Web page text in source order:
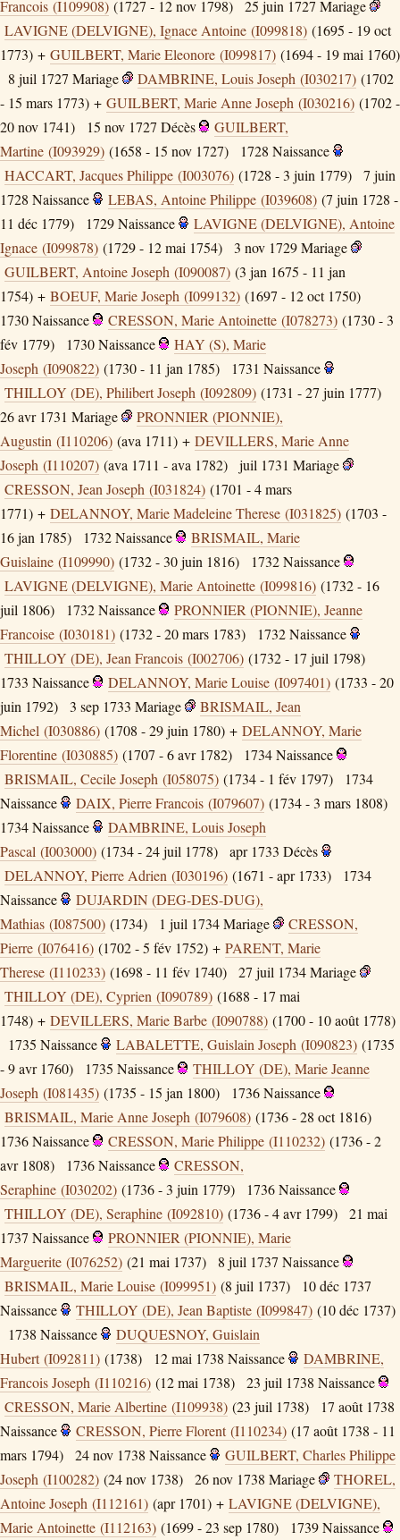
Francois (I109908) (1727 - 12 nov 1798) 25 juin 1727 Mariage
LAVIGNE (DELVIGNE), Ignace Antoine (I099818) (1695 - 19 oct
1773) + GUILBERT, Marie Eleonore (I099817) (1694 - 19 mai 1760)
8 juil 1727 Mariage DAMBRINE, Louis Joseph (I030217) (1702
- 15 mars 1773) + GUILBERT, Marie Anne Joseph (I030216) (1702 -
20 nov 1741)
15 nov 1727 Décès
GUILBERT,
Martine (I093929) (1658 - 15 nov 1727) 1728 Naissance
HACCART, Jacques Philippe (I003076) (1728 - 3 juin 1779)
7 juin
1728 Naissance LEBAS, Antoine Philippe (I039608) (7 juin 1728 -
11 déc 1779)
1729Naissance
LAVIGNE (DELVIGNE), Antoine
Ignace (I099878) (1729 - 12 mai 1754) 3 nov 1729Mariage
GUILBERT, Antoine Joseph (I090087) (3 jan 1675 - 11 jan
1754) + BOEUF, Marie Joseph (I099132) (1697 - 12 oct 1750)
1730Naissance CRESSON, Marie Antoinette (I078273) (1730 - 3
fév 1779)
1730Naissance
HAY (S), Marie
Joseph (I090822) (1730 - 11 jan 1785) 1731 Naissance
THILLOY (DE), Philibert Joseph (I092809) (1731 - 27 juin 1777)
26 avr 1731 Mariage
PRONNIER (PIONNIE),
Augustin (I110206) (ava 1711) + DEVILLERS, Marie Anne
Joseph (I110207) (ava 1711 - ava 1782) juil 1731 Mariage
CRESSON, Jean Joseph (I031824) (1701 - 4 mars
1771) + DELANNOY, Marie Madeleine Therese (I031825) (1703 -
16 jan 1785)
1732Naissance
BRISMAIL, Marie
Guislaine (I109990) (1732 - 30 juin 1816) 1732Naissance
LAVIGNE (DELVIGNE), Marie Antoinette (I099816) (1732 - 16
juil 1806)
1732Naissance
PRONNIER (PIONNIE), Jeanne
Francoise (I030181) (1732 - 20 mars 1783) 1732Naissance
THILLOY (DE), Jean Francois (I002706) (1732 - 17 juil 1798)
1733 Naissance DELANNOY, Marie Louise (I097401) (1733 - 20
juin 1792)
3 sep 1733 Mariage
BRISMAIL, Jean
Michel (I030886) (1708 - 29 juin 1780) + DELANNOY, Marie
Florentine (I030885) (1707 - 6 avr 1782) 1734Naissance
BRISMAIL, Cecile Joseph (I058075) (1734 - 1 fév 1797)
1734
Naissance
DAIX, Pierre Francois (I079607) (1734 - 3 mars 1808)
1734Naissance
DAMBRINE, Louis Joseph
Pascal (I003000) (1734 - 24 juil 1778) apr 1733 Décès
DELANNOY, Pierre Adrien (I030196) (1671 - apr 1733)
1734
Naissance
DUJARDIN (DEG-DES-DUG),
Mathias (I087500) (1734) 1 juil 1734Mariage
CRESSON,
Pierre (I076416) (1702 - 5 fév 1752) + PARENT, Marie
Therese (I110233) (1698 - 11 fév 1740) 27 juil 1734Mariage
THILLOY (DE), Cyprien (I090789) (1688 - 17 mai
1748) + DEVILLERS, Marie Barbe (I090788) (1700 - 10 août 1778)
1735 Naissance LABALETTE, Guislain Joseph (I090823) (1735
- 9 avr 1760)
1735 Naissance
THILLOY (DE), Marie Jeanne
Joseph (I081435) (1735 - 15 jan 1800) 1736Naissance
BRISMAIL, Marie Anne Joseph (I079608) (1736 - 28 oct 1816)
1736Naissance CRESSON, Marie Philippe (I110232) (1736 - 2
avr 1808)
1736Naissance
CRESSON,
Seraphine (I030202) (1736 - 3 juin 1779) 1736Naissance
THILLOY (DE), Seraphine (I092810) (1736 - 4 avr 1799)
21 mai
1737 Naissance
PRONNIER (PIONNIE), Marie
Marguerite (I076252) (21 mai 1737) 8 juil 1737 Naissance
BRISMAIL, Marie Louise (I099951) (8 juil 1737)
10 déc 1737
Naissance
THILLOY (DE), Jean Baptiste (I099847) (10 déc 1737)
1738 Naissance
DUQUESNOY, Guislain
Hubert (I092811) (1738) 12 mai 1738 Naissance
DAMBRINE,
Francois Joseph (I110216) (12 mai 1738) 23 juil 1738 Naissance
CRESSON, Marie Albertine (I109938) (23 juil 1738)
17 août 1738
Naissance
CRESSON, Pierre Florent (I110234) (17 août 1738 - 11
mars 1794)
24 nov 1738 Naissance
GUILBERT, Charles Philippe
Joseph (I100282) (24 nov 1738) 26 nov 1738 Mariage
THOREL,
Antoine Joseph (I112161) (apr 1701) + LAVIGNE (DELVIGNE),
Marie Antoinette (I112163) (1699 - 23 sep 1780) 1739Naissance